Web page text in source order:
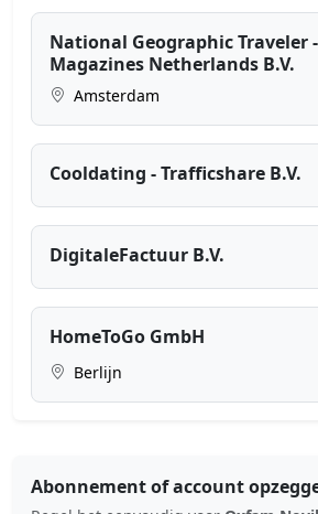
National Geographic Traveler
Magazines Netherlands B.V.
Amsterdam
Cooldating - Trafficshare B.V.
DigitaleFactuur B.V.
HomeToGo GmbH
Berlijn
Abonnement of account